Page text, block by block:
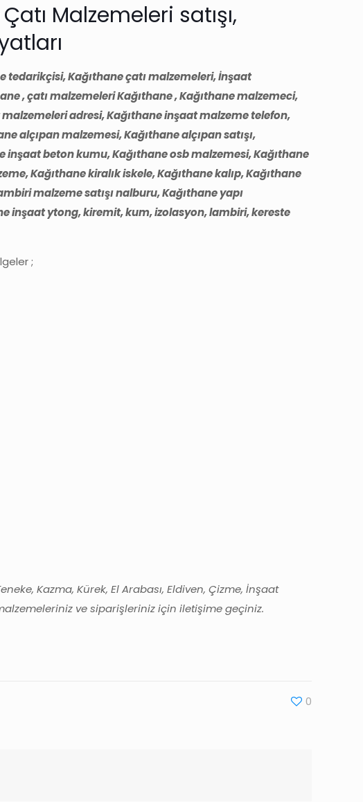
Çatı Malzemeleri satışı,
Kağıthane çatı malzemeleri, İnşaat
, çatı malzemeleri Kağıthane , Kağıthane malzemeci,
adresi, Kağıthane inşaat malzeme telefon,
alçıpan malzemesi, Kağıthane alçıpan satışı,
inşaat beton kumu, Kağıthane osb malzemesi, Kağıthane
Kağıthane kiralık iskele, Kağıthane kalıp, Kağıthane
malzeme satışı nalburu, Kağıthane yapı
inşaat ytong, kiremit, kum, izolasyon, lambiri, kereste
;
Kazma, Kürek, El Arabası, Eldiven, Çizme, İnşaat
ve siparişleriniz için iletişime geçiniz.
0